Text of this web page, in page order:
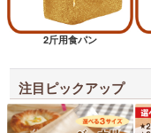
2斤用食パン
注目ピックアップ